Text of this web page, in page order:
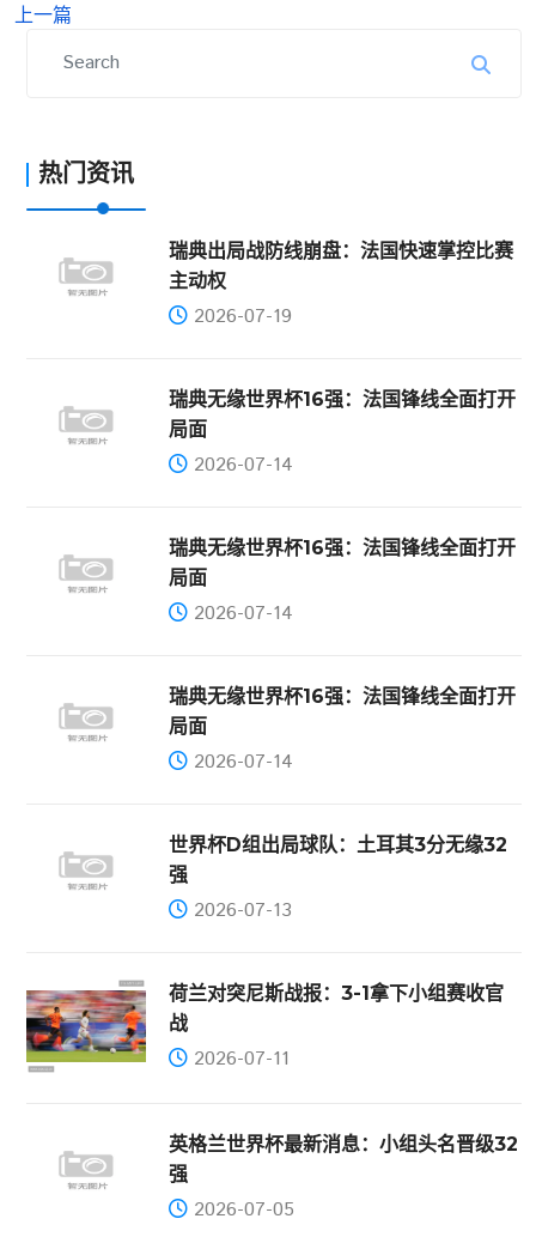
上一篇
热门资讯
瑞典出局战防线崩盘：法国快速掌控比赛
主动权
2026-07-19
瑞典无缘世界杯16强：法国锋线全面打开
局面
2026-07-14
瑞典无缘世界杯16强：法国锋线全面打开
局面
2026-07-14
瑞典无缘世界杯16强：法国锋线全面打开
局面
2026-07-14
世界杯D组出局球队：土耳其3分无缘32
强
2026-07-13
荷兰对突尼斯战报：3-1拿下小组赛收官
战
2026-07-11
英格兰世界杯最新消息：小组头名晋级32
强
2026-07-05